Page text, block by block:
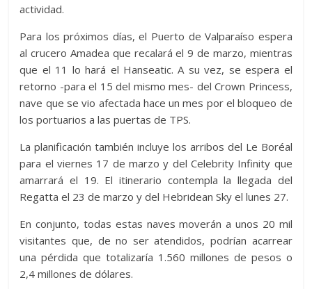
actividad.
Para los próximos días, el Puerto de Valparaíso espera
al crucero Amadea que recalará el 9 de marzo, mientras
que el 11 lo hará el Hanseatic. A su vez, se espera el
retorno -para el 15 del mismo mes- del Crown Princess,
nave que se vio afectada hace un mes por el bloqueo de
los portuarios a las puertas de TPS.
La planificación también incluye los arribos del Le Boréal
para el viernes 17 de marzo y del Celebrity Infinity que
amarrará el 19. El itinerario contempla la llegada del
Regatta el 23 de marzo y del Hebridean Sky el lunes 27.
En conjunto, todas estas naves moverán a unos 20 mil
visitantes que, de no ser atendidos, podrían acarrear
una pérdida que totalizaría 1.560 millones de pesos o
2,4 millones de dólares.